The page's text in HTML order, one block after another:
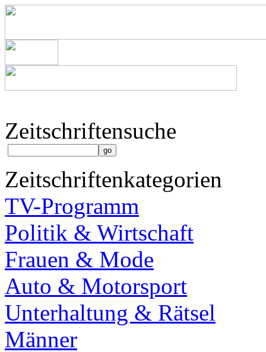
Zeitschriftensuche
Zeitschriftenkategorien
TV-Programm
Politik & Wirtschaft
Frauen & Mode
Auto & Motorsport
Unterhaltung & Rätsel
Männer